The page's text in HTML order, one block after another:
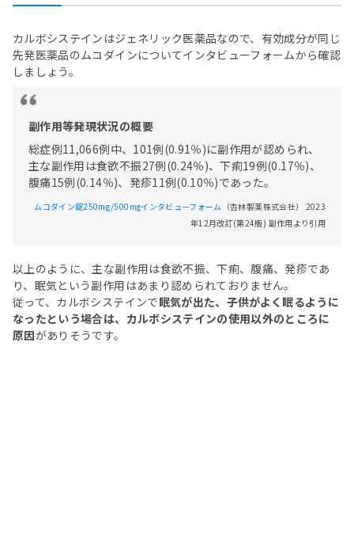
カルボシステインはジェネリック医薬品なので、有効成分が同じ
先発医薬品のムコダインについてインタビューフォームから確認
しましょう。
副作用等発現状況の概要
総症例11,066例中、101例(0.91％)に副作用が認められ、
主な副作用は食欲不振27例(0.24％)、下痢19例(0.17％)、
腹痛15例(0.14％)、発疹11例(0.10％)であった。
ムコダイン錠250mg/500mgインタビューフォーム （杏林製薬株式会社） 2023
年12月改訂(第24版) 副作用より引用
以上のように、主な副作用は食欲不振、下痢、腹痛、発疹であ
り、眠気という副作用はあまり認められておりません。
従って、カルボシステインで眠気が出た、子供がよく眠るように
なったという場合は、カルボシステインの使用以外のところに
原因がありそうです。